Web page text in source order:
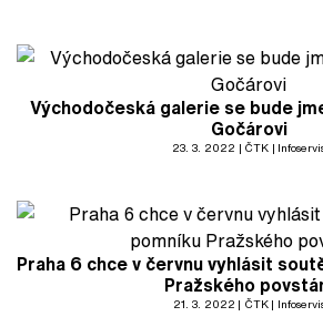
Východočeská galerie se bude
Gočárovi
23. 3. 2022 ČTK
Praha 6 chce v červnu vyhlásit
Pražského
21. 3. 2022 ČTK